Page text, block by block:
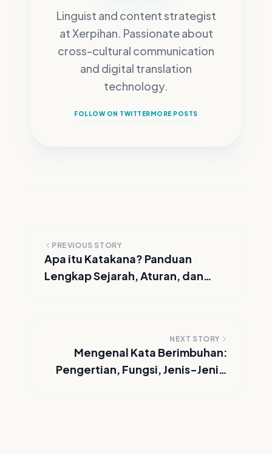
Linguist and content strategist
at Xerpihan. Passionate about
cross-cultural communication
and digital translation
technology.
FOLLOW ON TWITTER MORE POSTS
PREVIOUS STORY
Apa itu Katakana? Panduan
Lengkap Sejarah, Aturan, dan
NEXT STORY
Mengenal Kata Berimbuhan:
Pengertian, Fungsi, Jenis-Jenis,